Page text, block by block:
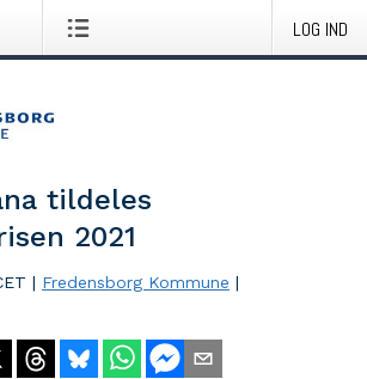
LOG IND
tildeles
2021
| Fredensborg Kommune |